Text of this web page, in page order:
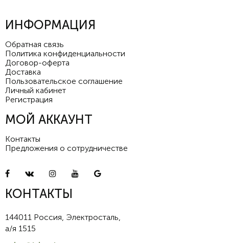
ИНФОРМАЦИЯ
Обратная связь
Политика конфиденциальности
Договор-оферта
Доставка
Пользовательское соглашение
Личный кабинет
Регистрация
МОЙ АККАУНТ
Контакты
Предложения о сотрудничестве
КОНТАКТЫ
144011 Россия, Электросталь,
а/я 1515